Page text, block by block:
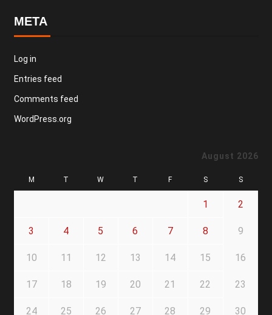
META
Log in
Entries feed
Comments feed
WordPress.org
August 2026
M T W T F S S
1 2
3 4 5 6 7 8 9
10 11 12 13 14 15 16
17 18 19 20 21 22 23
24 25 26 27 28 29 30